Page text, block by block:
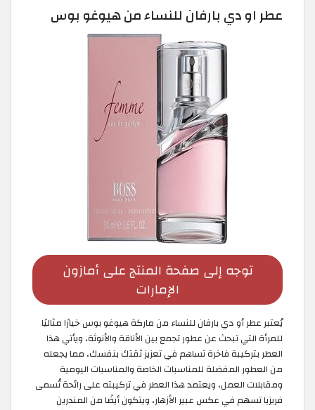
عطر او دي بارفان للنساء من هيوغو بوس
توجه إلى صفحة المنتج على أمازون
الإمارات
يُعتبر عطر أو دي بارفان للنساء من ماركة هيوغو بوس خيارًا مثاليًا
للمرأة التي تبحث عن عطور تجمع بين الأناقة والأنوثة، ويأتي هذا
العطر بتركيبة فاخرة تساهم في تعزيز ثقتك بنفسك، مما يجعله
من العطور المفضلة للمناسبات الخاصة والمناسبات اليومية
ومقابلات العمل، ويعتمد هذا العطر في تركيبته على رائحة تُسمى
فريزيا تسهم في عكس عبير الأزهار، ويتكون أيضًا من المندرين